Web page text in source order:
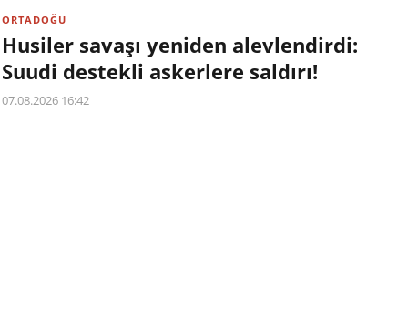
ORTADOĞU
Husiler savaşı yeniden alevlendirdi:
Suudi destekli askerlere saldırı!
07.08.2026 16:42